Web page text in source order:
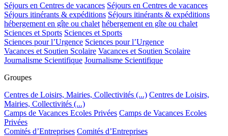
Séjours en Centres de vacances Séjours en Centres de vacances
Séjours itinérants & expéditions Séjours itinérants & expéditions
hébergement en gîte ou chalet hébergement en gîte ou chalet
Sciences et Sports Sciences et Sports
Sciences pour l’Urgence Sciences pour l’Urgence
Vacances et Soutien Scolaire Vacances et Soutien Scolaire
Journalisme Scientifique Journalisme Scientifique
Groupes
Centres de Loisirs, Mairies, Collectivités (...) Centres de Loisirs,
Mairies, Collectivités (...)
Camps de Vacances Ecoles Privées Camps de Vacances Ecoles
Privées
Comités d’Entreprises Comités d’Entreprises